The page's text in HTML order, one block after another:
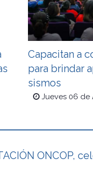
Capacitan a
para brindar
sismos
Jueves 06 de
ONCOP,